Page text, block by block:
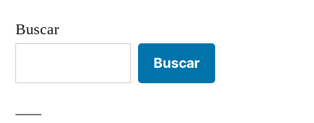
Buscar
Buscar